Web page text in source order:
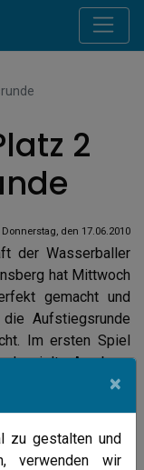
2
Donnerstag, den 17.06.2010
der Wasserballer
hat Mittwoch
gemacht und
Aufstiegsrunde
Im ersten Spiel
spielte Arnsberg
10:2-Erfolg.
stattfinden konnte,
zur
×
zu gestalten und
verwenden wir